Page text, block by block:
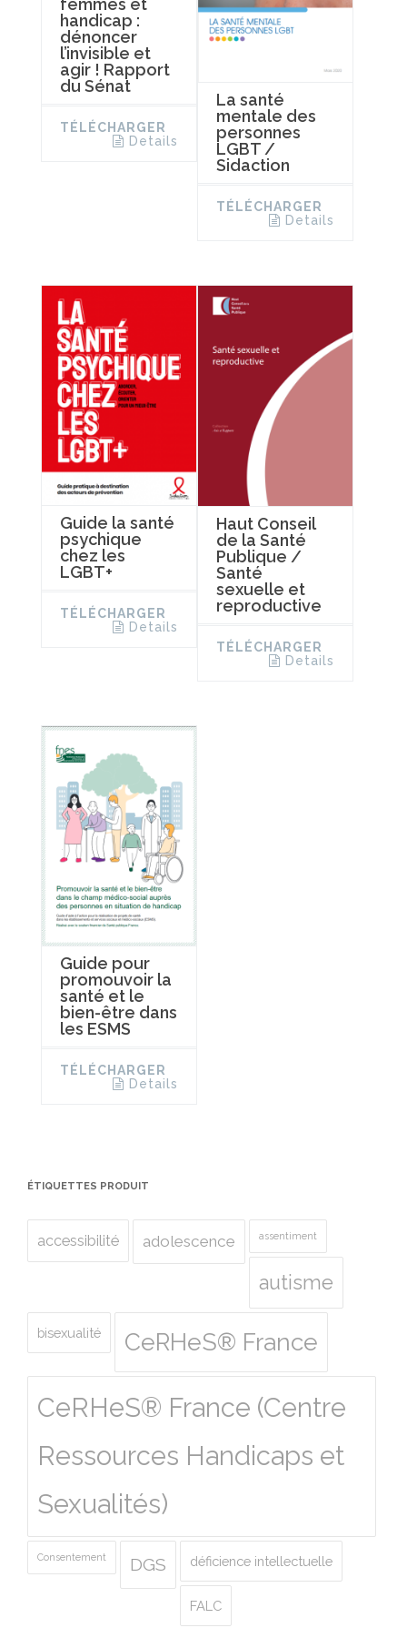
handicap :
dénoncer
l’invisible et
agir ! Rapport
du Sénat
TÉLÉCHARGER
Details
La santé
mentale des
personnes
LGBT /
Sidaction
TÉLÉCHARGER
Details
Guide la santé
psychique
chez les
LGBT+
TÉLÉCHARGER
Details
Haut Conseil
de la Santé
Publique /
Santé
sexuelle et
reproductive
TÉLÉCHARGER
Details
Guide pour
promouvoir la
santé et le
bien-être dans
les ESMS
TÉLÉCHARGER
Details
ÉTIQUETTES PRODUIT
accessibilité adolescence assentiment
autisme
bisexualité CeRHeS® France
CeRHeS® France (Centre
Ressources Handicaps et
Sexualités)
Consentement DGS déficience intellectuelle
FALC